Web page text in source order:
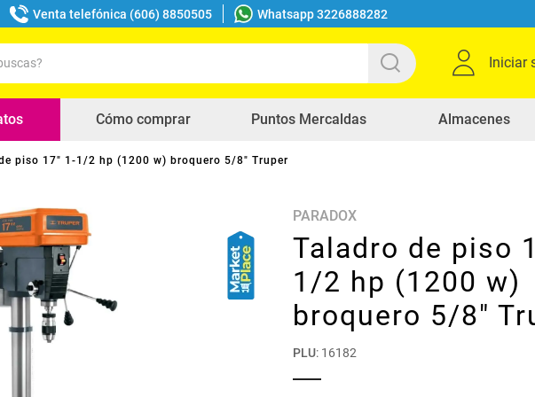
Venta telefónica (606) 8850505 Whatsapp 3226888282
Iniciar
Cómo comprar Puntos Mercaldas Almacenes
piso 17" 1-1/2 hp (1200 w) broquero 5/8" Truper
PARADOX
Taladro de piso
1/2 hp (1200 w)
broquero 5/8"
PLU: 16182
buscados